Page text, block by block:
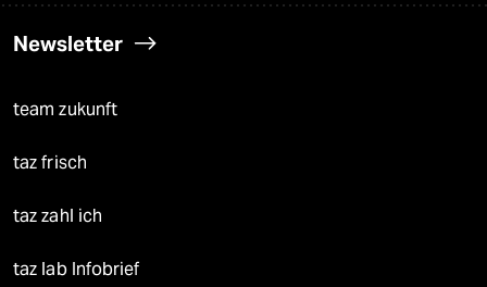
Newsletter
team zukunft
taz frisch
taz zahl ich
taz lab Infobrief